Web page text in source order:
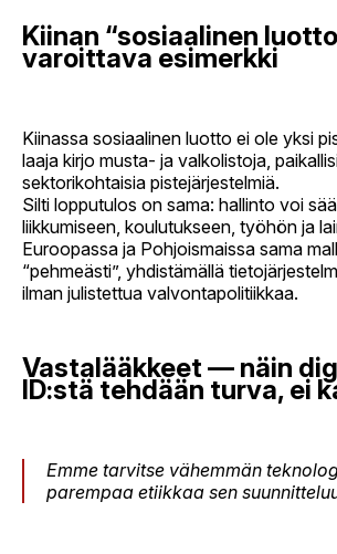
Kiinan “sosiaalinen
varoittava esimerkki
Kiinassa sosiaalinen luotto ei ole yksi
laaja kirjo musta- ja valkolistoja,
sektorikohtaisia pistejärjestelmiä.
Silti lopputulos on sama: hallinto voi
liikkumiseen, koulutukseen, työhön ja
Euroopassa ja Pohjoismaissa sama
“pehmeästi”, yhdistämällä
ilman julistettua valvontapolitiikkaa.
Vastalääkkeet — näin
ID:stä tehdään turva, ei
Emme tarvitse vähemmän
parempaa etiikkaa sen